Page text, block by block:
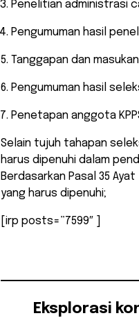
Penelitian administrasi
Pengumuman hasil
Tanggapan dan
Pengumuman hasil
Penetapan anggota
Selain tujuh tahapan
harus dipenuhi dalam
Berdasarkan Pasal 35
yang harus dipenuhi;
[irp posts=”7599″ ]
Eksplorasi